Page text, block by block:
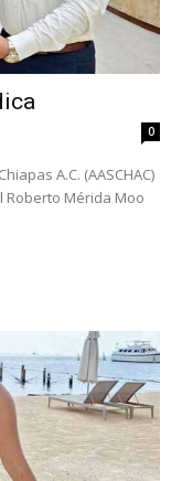
0
A.C. (AASCHAC)
Roberto Mérida Moo